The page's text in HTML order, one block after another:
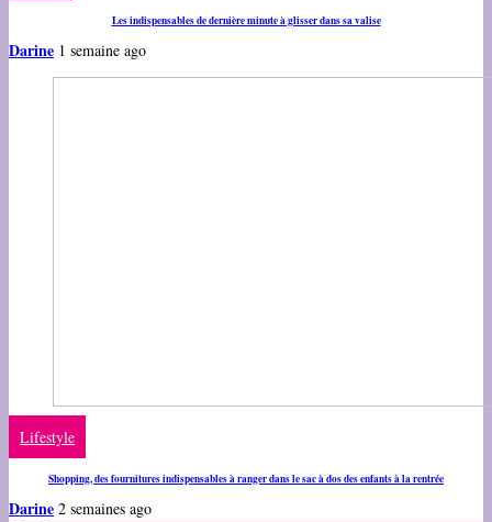
Les indispensables de dernière minute à glisser dans sa valise
Darine 1 semaine ago
Lifestyle
Shopping, des fournitures indispensables à ranger dans le sac à dos des enfants à la rentrée
Darine 2 semaines ago